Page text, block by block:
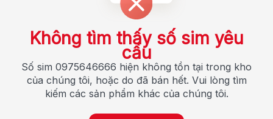
Không tìm thấy số sim yêu
cầu
Số sim 0975646666 hiện không tồn tại trong kho
của chúng tôi, hoặc do đã bán hết. Vui lòng tìm
kiếm các sản phẩm khác của chúng tôi.